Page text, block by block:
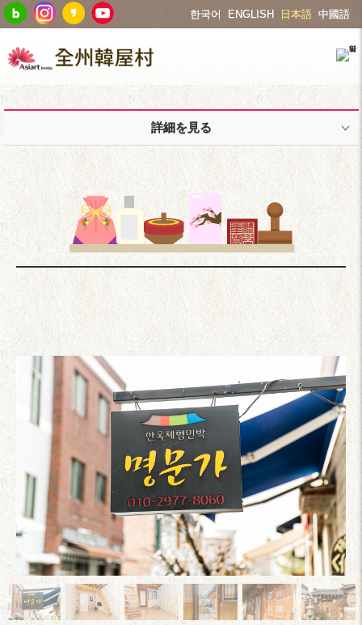
한국어 ENGLISH 日本語 中國語
詳細を見る